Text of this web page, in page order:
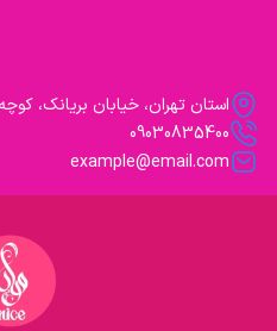
استان تهران، خیابان بریانک،
09030835400
example@email.com